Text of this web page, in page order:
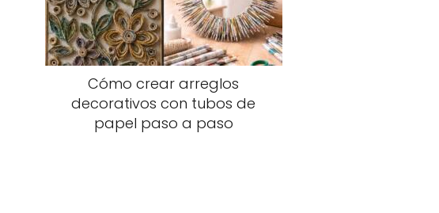
Cómo crear arreglos
decorativos con tubos de
papel paso a paso